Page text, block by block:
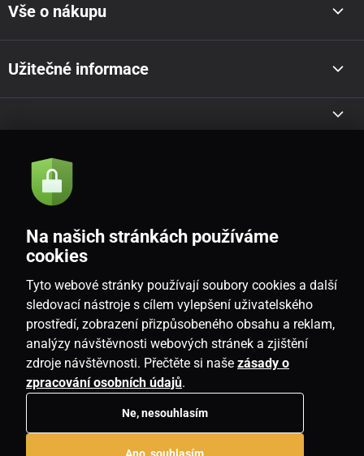
Vše o nákupu
Užitečné informace
Akce a novinky e-mailem
Souhlasím sezásadami zpracování osobních údajů
CZ
www.homeville.cz
Na našich stránkách používáme
cookies
Tyto webové stránky používají soubory cookies a další
sledovací nástroje s cílem vylepšení uživatelského
prostředí, zobrazení přizpůsobeného obsahu a reklam,
analýzy návštěvnosti webových stránek a zjištění
zdroje návštěvnosti. Přečtěte si naše zásady o
zpracování osobních údajů.
Ne, nesouhlasím